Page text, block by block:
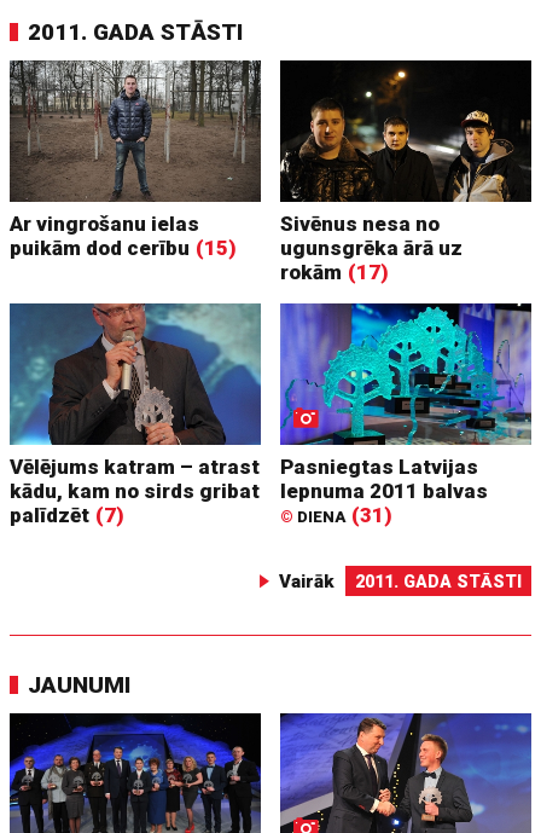
2011. GADA STĀSTI
Ar vingrošanu ielas
puikām dod cerību (15)
Sivēnus nesa no
ugunsgrēka ārā uz
rokām (17)
Vēlējums katram – atrast
kādu, kam no sirds gribat
palīdzēt (7)
Pasniegtas Latvijas
lepnuma 2011 balvas
© DIENA (31)
Vairāk 2011. GADA STĀSTI
JAUNUMI